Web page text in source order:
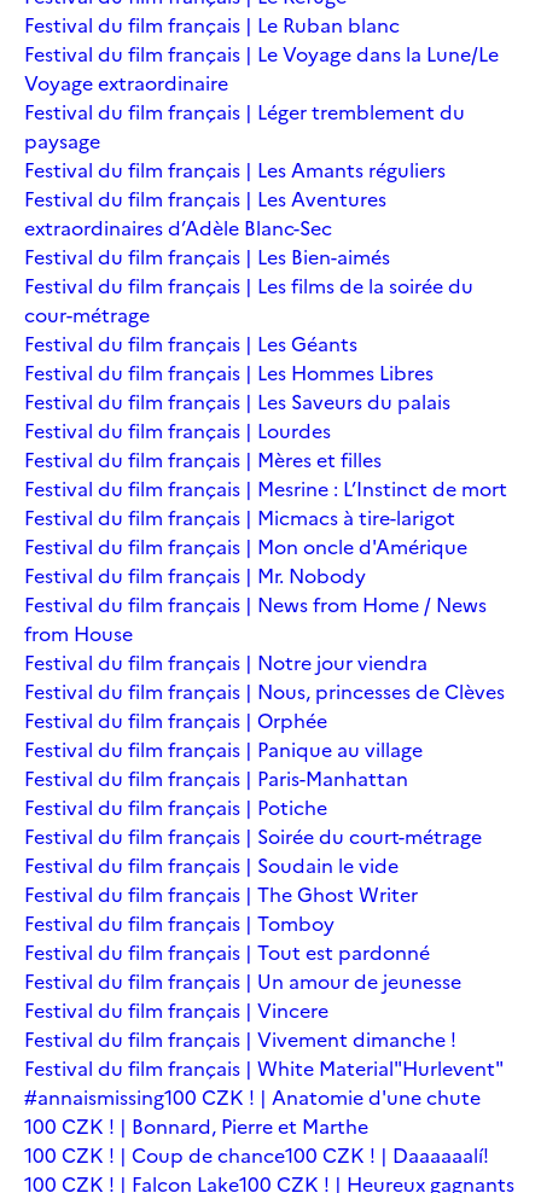
Festival du film français | Le Ruban blanc
Festival du film français | Le Voyage dans la Lune/Le
Voyage extraordinaire
Festival du film français | Léger tremblement du
paysage
Festival du film français | Les Amants réguliers
Festival du film français | Les Aventures
extraordinaires d’Adèle Blanc-Sec
Festival du film français | Les Bien-aimés
Festival du film français | Les films de la soirée du
cour-métrage
Festival du film français | Les Géants
Festival du film français | Les Hommes Libres
Festival du film français | Les Saveurs du palais
Festival du film français | Lourdes
Festival du film français | Mères et filles
Festival du film français | Mesrine : L’Instinct de mort
Festival du film français | Micmacs à tire-larigot
Festival du film français | Mon oncle d'Amérique
Festival du film français | Mr. Nobody
Festival du film français | News from Home / News
from House
Festival du film français | Notre jour viendra
Festival du film français | Nous, princesses de Clèves
Festival du film français | Orphée
Festival du film français | Panique au village
Festival du film français | Paris-Manhattan
Festival du film français | Potiche
Festival du film français | Soirée du court-métrage
Festival du film français | Soudain le vide
Festival du film français | The Ghost Writer
Festival du film français | Tomboy
Festival du film français | Tout est pardonné
Festival du film français | Un amour de jeunesse
Festival du film français | Vincere
Festival du film français | Vivement dimanche !
Festival du film français | White Material"Hurlevent"
#annaismissing100 CZK ! | Anatomie d'une chute
100 CZK ! | Bonnard, Pierre et Marthe
100 CZK ! | Coup de chance100 CZK ! | Daaaaaalí!
100 CZK ! | Falcon Lake100 CZK ! | Heureux gagnants